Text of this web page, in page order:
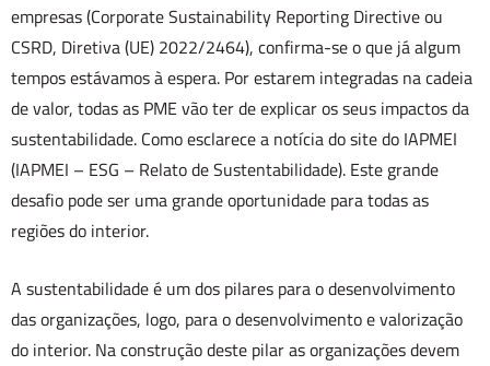
empresas (Corporate Sustainability Reporting Directive ou
CSRD, Diretiva (UE) 2022/2464), confirma-se o que já algum
tempos estávamos à espera. Por estarem integradas na cadeia
de valor, todas as PME vão ter de explicar os seus impactos da
sustentabilidade. Como esclarece a notícia do site do IAPMEI
(IAPMEI – ESG – Relato de Sustentabilidade). Este grande
desafio pode ser uma grande oportunidade para todas as
regiões do interior.
A sustentabilidade é um dos pilares para o desenvolvimento
das organizações, logo, para o desenvolvimento e valorização
do interior. Na construção deste pilar as organizações devem